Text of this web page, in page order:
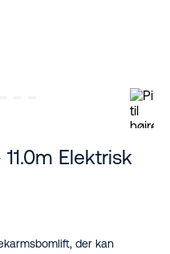
Elektrisk
der kan